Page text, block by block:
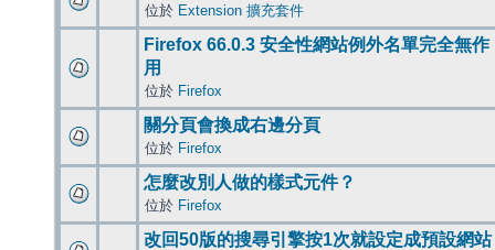
位於 Extension 擴充套件
Firefox 66.0.3 安全性網站例外名單完全無作
用
位於 Firefox
關分頁會換成右邊分頁
位於 Firefox
怎麼改別人做的樣式元件？
位於 Firefox
改回50版的搜尋引擎按1次就設定成預設網站